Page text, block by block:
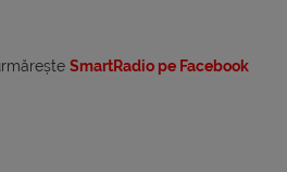
SmartRadio pe Facebook